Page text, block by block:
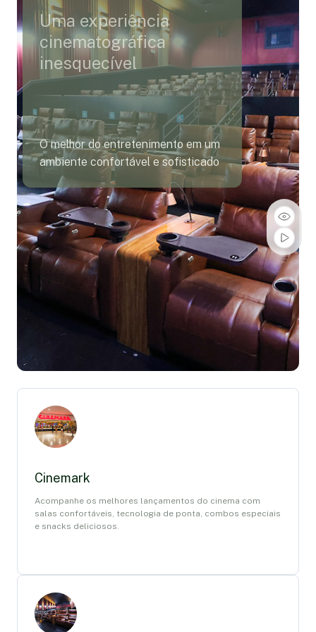
Uma experiência
cinematográfica
inesquecível
O melhor do entretenimento em um
ambiente confortável e sofisticado
Cinemark
Acompanhe os melhores lançamentos do cinema com
salas confortáveis, tecnologia de ponta, combos especiais
e snacks deliciosos.